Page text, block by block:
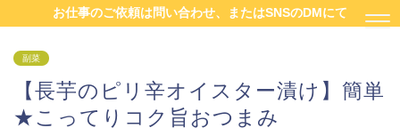
お仕事のご依頼は問い合わせ、またはSNSのDMにて
副菜
【長芋のピリ辛オイスター漬け】簡単
★こってりコク旨おつまみ